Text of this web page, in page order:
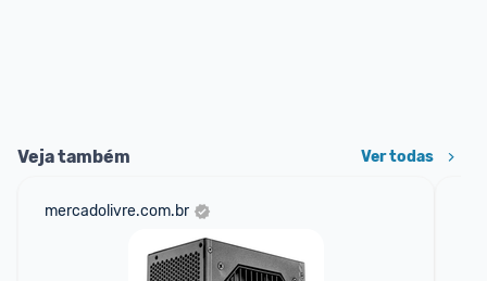
Veja também Ver todas
mercadolivre.com.br